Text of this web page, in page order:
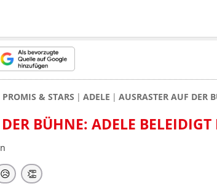
PROMIS & STARS ADELE AUSRASTER AUF DER
BÜHNE: ADELE BELEIDIGT
😥 👏